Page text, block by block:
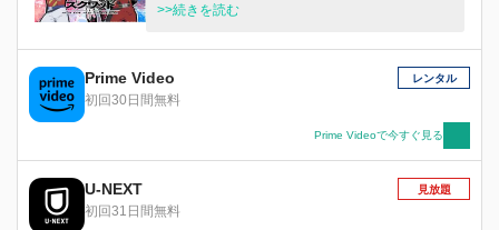
クレイフェイス、キング・シャークを招集。ゴッ
は、ゲートによって繋がった剣と魔法の世界、オ
ークが闊歩しドラゴンが空を翔ける″異世界＝
ISEKAI″だった︕︕ ISEKAI 到着直後から暴⾛する
りに。首に装着された爆弾の爆発まであと 72 時
間…。タイムリミットが迫るハーレイ達。⼥王ア
ルドラとの交渉の末、掴み取った解放の条件は″
敵対する帝国軍の征圧″NO CHOICE ︕︕⾃由を
得るため…ハーレイ達はファンタスティックでデ
>>続きを読む
Prime Video
初回30日間無料
レンタル
Prime Videoで今すぐ見る
U-NEXT
初回31日間無料
見放題